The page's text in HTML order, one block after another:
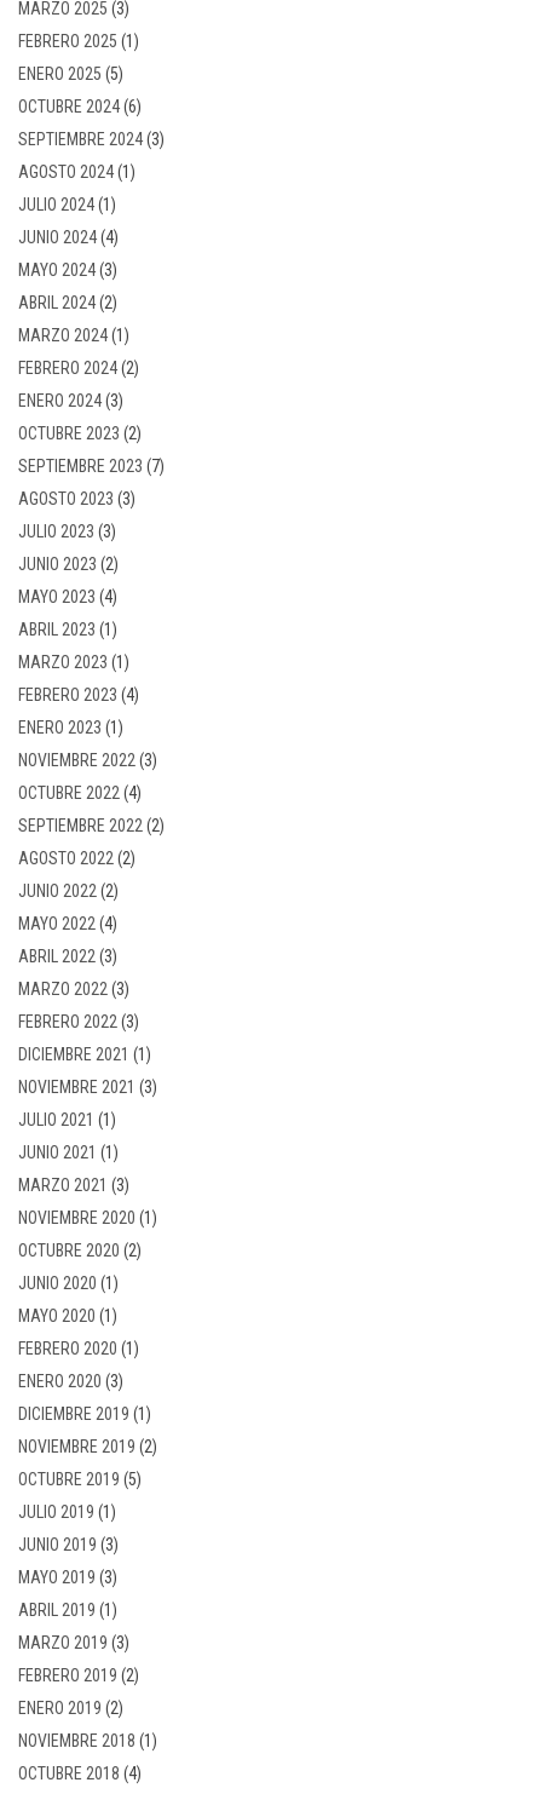
MARZO 2025 (3)
FEBRERO 2025 (1)
ENERO 2025 (5)
OCTUBRE 2024(6)
SEPTIEMBRE 2024(3)
AGOSTO 2024(1)
JULIO 2024(1)
JUNIO 2024(4)
MAYO 2024(3)
ABRIL 2024(2)
MARZO 2024(1)
FEBRERO 2024(2)
ENERO 2024(3)
OCTUBRE 2023 (2)
SEPTIEMBRE 2023 (7)
AGOSTO 2023 (3)
JULIO 2023 (3)
JUNIO 2023 (2)
MAYO 2023 (4)
ABRIL 2023 (1)
MARZO 2023 (1)
FEBRERO 2023 (4)
ENERO 2023 (1)
NOVIEMBRE 2022 (3)
OCTUBRE 2022 (4)
SEPTIEMBRE 2022 (2)
AGOSTO 2022 (2)
JUNIO 2022 (2)
MAYO 2022 (4)
ABRIL 2022 (3)
MARZO 2022 (3)
FEBRERO 2022 (3)
DICIEMBRE 2021 (1)
NOVIEMBRE 2021 (3)
JULIO 2021 (1)
JUNIO 2021 (1)
MARZO 2021 (3)
NOVIEMBRE 2020 (1)
OCTUBRE 2020 (2)
JUNIO 2020 (1)
MAYO 2020 (1)
FEBRERO 2020 (1)
ENERO 2020 (3)
DICIEMBRE 2019 (1)
NOVIEMBRE 2019 (2)
OCTUBRE 2019 (5)
JULIO 2019 (1)
JUNIO 2019 (3)
MAYO 2019 (3)
ABRIL 2019 (1)
MARZO 2019 (3)
FEBRERO 2019 (2)
ENERO 2019 (2)
NOVIEMBRE 2018 (1)
OCTUBRE 2018 (4)